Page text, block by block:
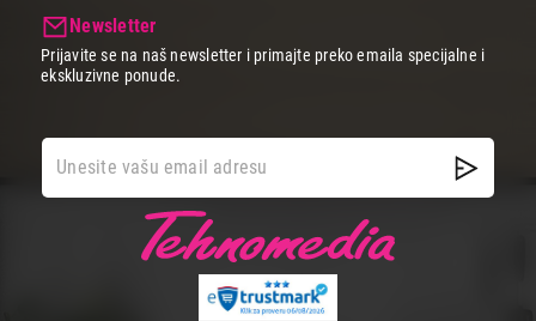
Newsletter
Prijavite se na naš newsletter i primajte preko emaila specijalne i
ekskluzivne ponude.